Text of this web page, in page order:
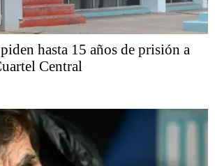
hasta 15 años de prisión a
Central